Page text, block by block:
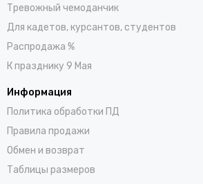
Тревожный чемоданчик
Для кадетов, курсантов, студентов
Распродажа %
К празднику 9 Мая
Информация
Политика обработки ПД
Правила продажи
Обмен и возврат
Таблицы размеров